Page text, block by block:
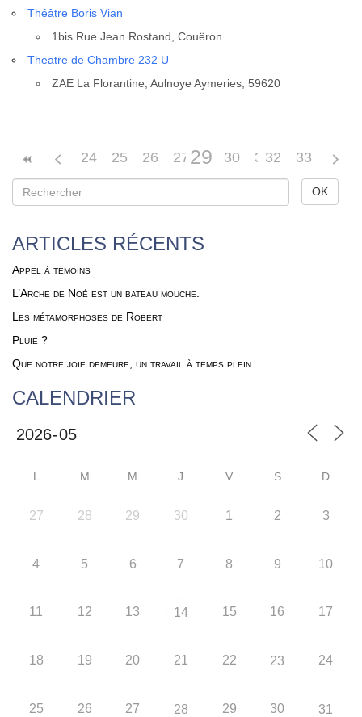
Théâtre Boris Vian
1bis Rue Jean Ros­tand, Couë­ron
Theatre de Chambre 232 U
ZAE La Flo­ran­tine, Aul­noye Ayme­ries, 59620
24 25 26 27 28
29 30 3132 33
ARTICLES RÉCENTS
Appel à témoins
L’Arche de Noé est un bateau mouche.
Les métamorphoses de Robert
Pluie ?
Que notre joie demeure, un travail à temps plein…
CALENDRIER
L M M J V S D
27 28 29 30 1 2 3
4 5 6 7 8 9 10
11 12 13 14 15 16 17
18 19 20 21 22 23 24
25 26 27 28 29 30 31